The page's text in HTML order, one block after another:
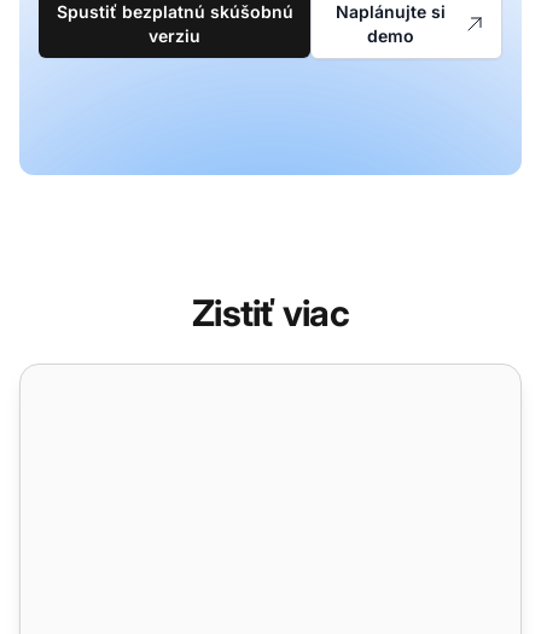
Spustiť bezplatnú skúšobnú
verziu
Naplánujte si
demo
Zistiť viac
Funkcie benchmarkov a rebríčkov